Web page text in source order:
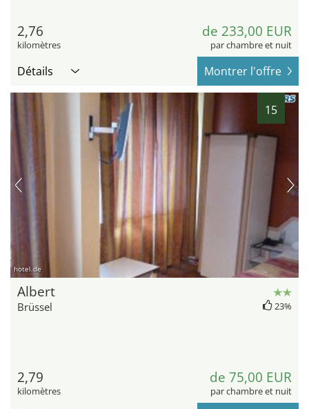
2,76
kilomètres
de 233,00 EUR
par chambre et nuit
Détails Montrer l'offre
15
hotel.de
Albert
Brüssel 23%
2,79
kilomètres
de 75,00 EUR
par chambre et nuit